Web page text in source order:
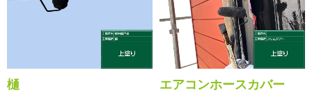
樋 エアコンホースカバー